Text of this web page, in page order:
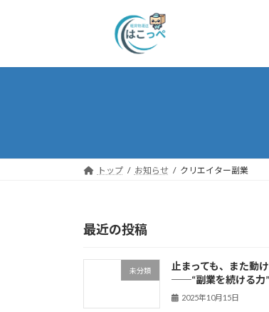
トップ お知らせ クリエイター副業
最近の投稿
未分類
止まっても、また動
──“副業を続ける力
2025年10月15日